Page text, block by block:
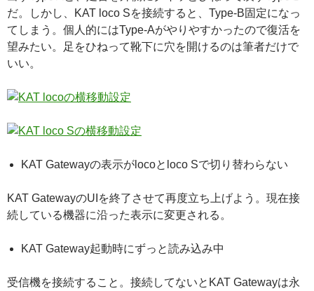
だ。しかし、KAT loco Sを接続すると、Type-B固定になっ
てしまう。個人的にはType-Aがやりやすかったので復活を
望みたい。足をひねって靴下に穴を開けるのは筆者だけで
いい。
KAT Gatewayの表示がlocoとloco Sで切り替わらない
KAT GatewayのUIを終了させて再度立ち上げよう。現在接
続している機器に沿った表示に変更される。
KAT Gateway起動時にずっと読み込み中
受信機を接続すること。接続してないとKAT Gatewayは永